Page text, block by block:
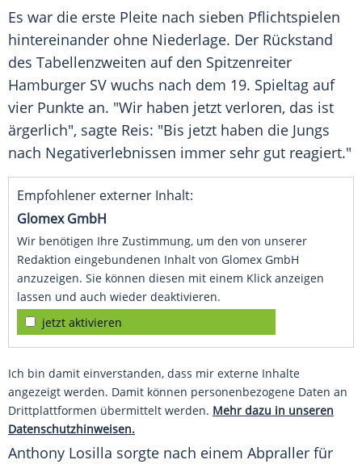
Es war die erste Pleite nach sieben Pflichtspielen
hintereinander ohne Niederlage. Der Rückstand
des Tabellenzweiten auf den Spitzenreiter
Hamburger SV wuchs nach dem 19. Spieltag auf
vier Punkte an. "Wir haben jetzt verloren, das ist
ärgerlich", sagte Reis: "Bis jetzt haben die Jungs
nach Negativerlebnissen immer sehr gut reagiert."
Empfohlener externer Inhalt:
Glomex GmbH
Wir benötigen Ihre Zustimmung, um den von unserer
Redaktion eingebundenen Inhalt von Glomex GmbH
anzuzeigen. Sie können diesen mit einem Klick anzeigen
lassen und auch wieder deaktivieren.
jetzt aktivieren
Ich bin damit einverstanden, dass mir externe Inhalte
angezeigt werden. Damit können personenbezogene Daten an
Drittplattformen übermittelt werden. Mehr dazu in unseren
Datenschutzhinweisen.
Anthony Losilla sorgte nach einem Abpraller für